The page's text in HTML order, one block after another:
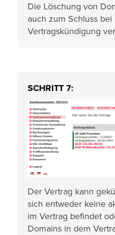
Die Löschung von
auch zum Schluss bei
Vertragskündigung
SCHRITT 7:
Der Vertrag kann
sich entweder keine
im Vertrag befindet
Domains in dem